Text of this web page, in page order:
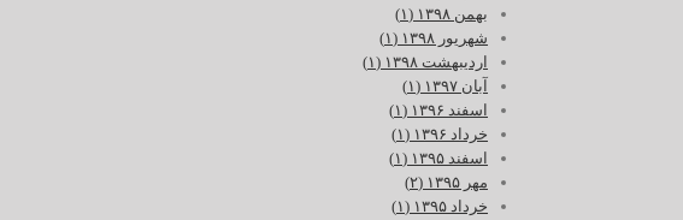
بهمن ۱۳۹۸ (۱)
شهریور ۱۳۹۸ (۱)
اردیبهشت ۱۳۹۸ (۱)
آبان ۱۳۹۷ (۱)
اسفند ۱۳۹۶ (۱)
خرداد ۱۳۹۶ (۱)
اسفند ۱۳۹۵ (۱)
مهر ۱۳۹۵ (۲)
خرداد ۱۳۹۵ (۱)